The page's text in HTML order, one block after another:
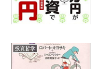
投資哲学